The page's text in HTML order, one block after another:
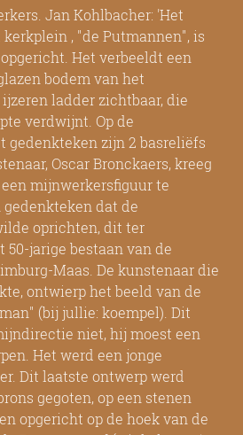
Jan Kohlbacher: 'Het
, "de Putmannen", is
Het verbeeldt een
bodem van het
ladder zichtbaar, die
verdwijnt. Op de
gedenkteken zijn 2 basreliëfs
Oscar Bronckaers, kreeg
mijnwerkersfiguur te
dat de
oprichten, dit ter
50-jarige bestaan van de
Maas. De kunstenaar die
ontwierp het beeld van de
(bij jullie: koempel). Dit
niet, hij moest een
Het werd een jonge
Dit laatste ontwerp werd
gegoten, op een stenen
opgericht op de hoek van de